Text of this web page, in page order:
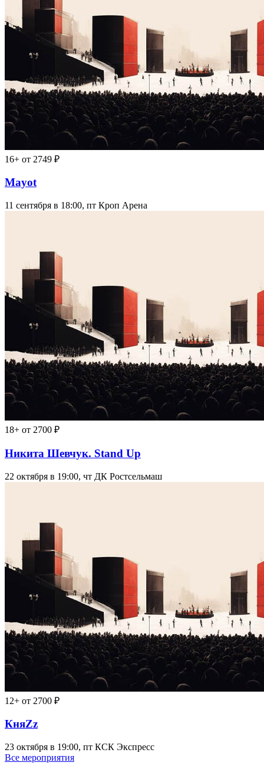
16+ от 2749 ₽
Mayot
11 сентября в 18:00, пт Кроп Арена
18+ от 2700 ₽
Никита Шевчук. Stand Up
22 октября в 19:00, чт ДК Ростсельмаш
12+ от 2700 ₽
КняZz
23 октября в 19:00, пт КСК Экспресс
Все мероприятия